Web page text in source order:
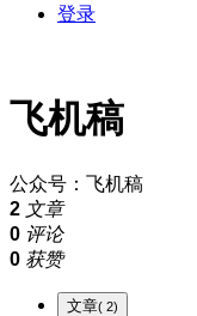
登录
飞机稿
公众号：飞机稿
2 文章
0 评论
0 获赞
文章 ( 2)